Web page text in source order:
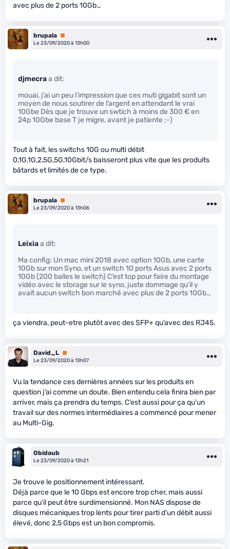
avec plus de 2 ports 10Gb…
brupala Premium
Le 23/09/2020 à 13h00
djmecraa dit:
mouai, j’ai un peu l’impression que ces muti gigabit sont un
moyen de nous soutirer de l’argent en attendant le vrai
10Gbe Dès que je trouve un swtich à moins de 300 € en
24p 10Gbe base T je migre, avant je patiente ;-)
Tout à fait, les switchs 10G ou multi débit
0,1G,1G,2,5G,5G,10Gbit/s baisseront plus vite que les produits
bâtards et limités de ce type.
brupala Premium
Le 23/09/2020 à 13h06
Leixiaa dit:
Ma config: Un mac mini 2018 avec option 10Gb, une carte
10Gb sur mon Syno, et un switch 10 ports Asus avec 2 ports
10Gb (200 balles le switch) C’est top pour faire du montage
vidéo avec le storage sur le syno, juste dommage qu’il y
avait aucun switch bon marché avec plus de 2 ports 10Gb…
ça viendra, peut-etre plutôt avec des SFP+ qu’avec des RJ45.
David_L Premium
Le 23/09/2020 à 13h07
Vu la tendance ces dernières années sur les produits en
question j’ai comme un doute. Bien entendu cela finira bien par
arriver, mais ça prendra du temps. C’est aussi pour ça qu’un
travail sur des normes intermédiaires a commencé pour mener
au Multi-Gig.
Obidoub
Le 23/09/2020 à 13h21
Je trouve le positionnement intéressant.
Déjà parce que le 10 Gbps est encore trop cher, mais aussi
parce qu’il peut être surdimensionné. Mon NAS dispose de
disques mécaniques trop lents pour tirer parti d’un débit aussi
élevé, donc 2,5 Gbps est un bon compromis.